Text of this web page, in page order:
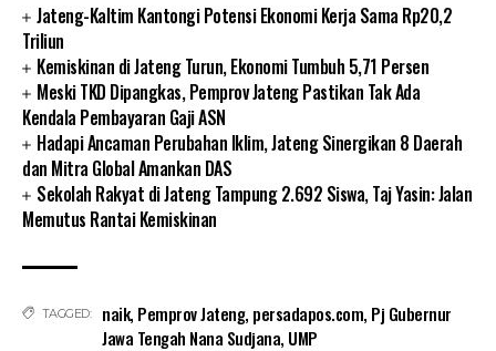
Jateng-Kaltim Kantongi Potensi Ekonomi Kerja Sama Rp20,2
Triliun
Kemiskinan di Jateng Turun, Ekonomi Tumbuh 5,71 Persen
Meski TKD Dipangkas, Pemprov Jateng Pastikan Tak Ada
Kendala Pembayaran Gaji ASN
Hadapi Ancaman Perubahan Iklim, Jateng Sinergikan 8 Daerah
dan Mitra Global Amankan DAS
Sekolah Rakyat di Jateng Tampung 2.692 Siswa, Taj Yasin: Jalan
Memutus Rantai Kemiskinan
TAGGED: naik, Pemprov Jateng, persadapos.com, Pj Gubernur
Jawa Tengah Nana Sudjana, UMP